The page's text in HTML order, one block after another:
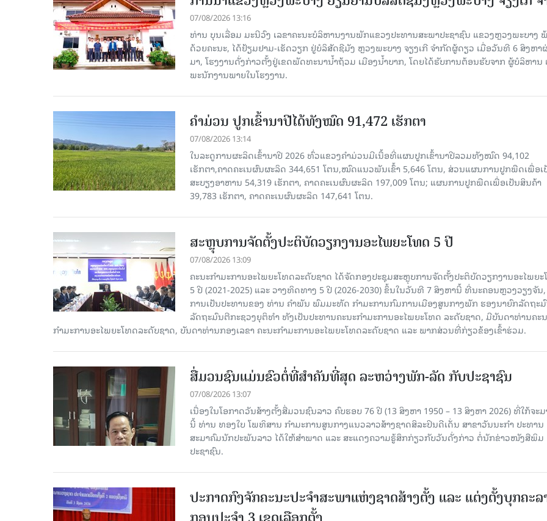
07/08/2026 13:16
ທ່ານ ບຸນເລື່ອມ ມະນີວົງ ເລ​ຂາ​ຄະ​ນະ​ບໍ​ລິ​ຫານ​ງານ​ພັກແຂວງປະທານສະພາປະຊາຊົນ ແຂວງຫຼວງພະບາງ
ດ້ວຍຄະນະ, ໄດ້ຢ້ຽມຢາມ-ເຮັດວຽກ ຢູ່ບໍລິສັດຊີມັງ ຫຼວງພະບາງ ຈຽງເກີ ຈໍາກັດຜູ້ດຽວ ເມື່ອ​ວັນ​ທີ 6 ສິງ​ຫາ​
ມາ, ໂຮງ​ງານ​ດັ່ງ​ກ່າວຕັ້ງຢູ່ເຂດພັດທະນານ້ຳຖ້ວມ ເມືອງນໍ້າບາກ, ໂດຍໄດ້ຮັບການຕ້ອນຮັບຈາກ ຜູ້ບໍລິຫານ
ພະນັກງານພາຍໃນໂຮງງານ.
ຄໍາມ່ວນ ປູກເຂົ້ານາປີໄດ້ທັງໝົດ 91,472 ເຮັກຕາ
07/08/2026 13:14
ໃນລະດູການຜະລິດເຂົ້ານາປີ 2026 ທົ່ວແຂວງຄໍາມ່ວນມີເນື້ອທີ່ແຜນປູກເຂົ້ານາປີລວມທັງໝົດ 94,102
ເຮັກຕາ,ຄາດຄະເນຜົນຜະລິດ 344,651 ໂຕນ,ໝົດແນວພັນເຂົ້າ 5,646 ໂຕນ, ສ່ວນແຜນການປູກພືດເພື່ອເ
ສະບຽງອາຫານ 54,319 ເຮັກຕາ, ຄາດຄະເນຜົນຜະລິດ 197,009 ໂຕນ; ແຜນການປູກພືດເພື່ອເປັນສິນຄ້າ
39,783 ເຮັກຕາ, ຄາດຄະເນຜົນຜະລິດ 147,641 ໂຕນ.
ສະຫຼຸບການຈັດຕັ້ງປະຕິບັດວຽກງານອະໄພຍະໂທດ 5 ປີ
07/08/2026 13:09
ຄະນະກຳມະການອະໄພຍະໂທດລະດັບຊາດ ໄດ້ຈັດກອງປະຊຸມສະຫຼຸບການຈັດຕັ້ງປະຕິບັດວຽກງານອະໄພຍ
5 ປີ (2021-2025) ແລະ ວາງທິດທາງ 5 ປີ (2026-2030) ຂຶ້ນໃນວັນທີ 7 ສິງຫານີ້ ທີ່ນະຄອນຫຼວງວຽງຈັນ
ການເປັນປະທານຂອງ ທ່ານ ຄໍາພັນ ພົມມະທັດ ກຳມະການກົມການເມືອງສູນກາງພັກ ຮອງນາຍົກລັດຖະ
ລັດຖະມົນຕີກະຊວງຍຸຕິທຳ ທັງເປັນປະທານຄະນະກຳມະການອະໄພຍະໂທດ ລະດັບຊາດ, ມີບັນດາທ່ານຄະ
ກໍາມະການອະໄພຍະໂທດລະດັບຊາດ, ບັນດາທ່ານກອງເລຂາ ຄະນະກຳມະການອະໄພຍະໂທດລະດັບຊາດ ແລະ ພາກສ່ວນທີ່ກ່ຽວຂ້ອງເຂົ້າຮ່ວມ.
ສື່ມວນຊົນແມ່ນຂົວຕໍ່ທີ່ສໍາຄັນທີ່ສຸດ ລະຫວ່າງພັກ-ລັດ ກັບປະຊາຊົນ
07/08/2026 13:07
ເນື່ອງໃນໂອກາດວັນສ້າງຕັ້ງສື່ມວນຊົນລາວ ຄົບຮອບ 76 ປີ (13 ສິງຫາ 1950 – 13 ສິງຫາ 2026) ທີ່ໃກ້ຈະມ
ນີ້ ທ່ານ ທອງໃບ ໂພທິສານ ກໍາມະການສູນກາງແນວລາວສ້າງຊາດສິລະປິນດີເດັ່ນ ສາຂາວັນນະກໍາ ປະທານ
ສະມາຄົມນັກປະພັນລາວ ໄດ້ໃຫ້ສໍາພາດ ແລະ ສະແດງຄວາມຮູ້ສຶກກ່ຽວກັບວັນດັ່ງກ່າວ ຕໍ່ນັກຂ່າວໜັງສືພິມ
ປະຊາຊົນ.
ປະກາດກົງຈັກຄະນະປະຈໍາສະພາແຫ່ງຊາດສ້າງຕັ້ງ ແລະ ແຕ່ງຕັ້ງບຸກຄະລ